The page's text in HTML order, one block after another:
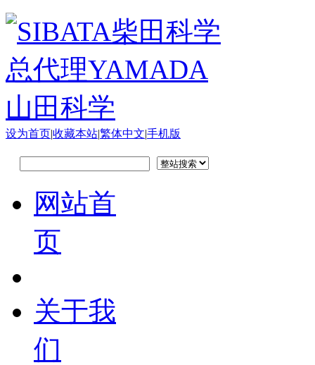
设为首页|收藏本站|繁体中文|手机版
网站首
页
关于我
们